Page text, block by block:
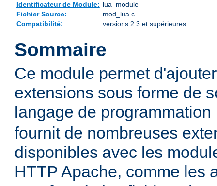
Identificateur de Module: lua_module
Fichier Source:
mod_lua.c
Compatibilité:
versions 2.3 et supérieures
Sommaire
Ce module permet
extensions sous forme de
langage de
fournit de nombreuses
disponibles avec les
HTTP Apache, comme les